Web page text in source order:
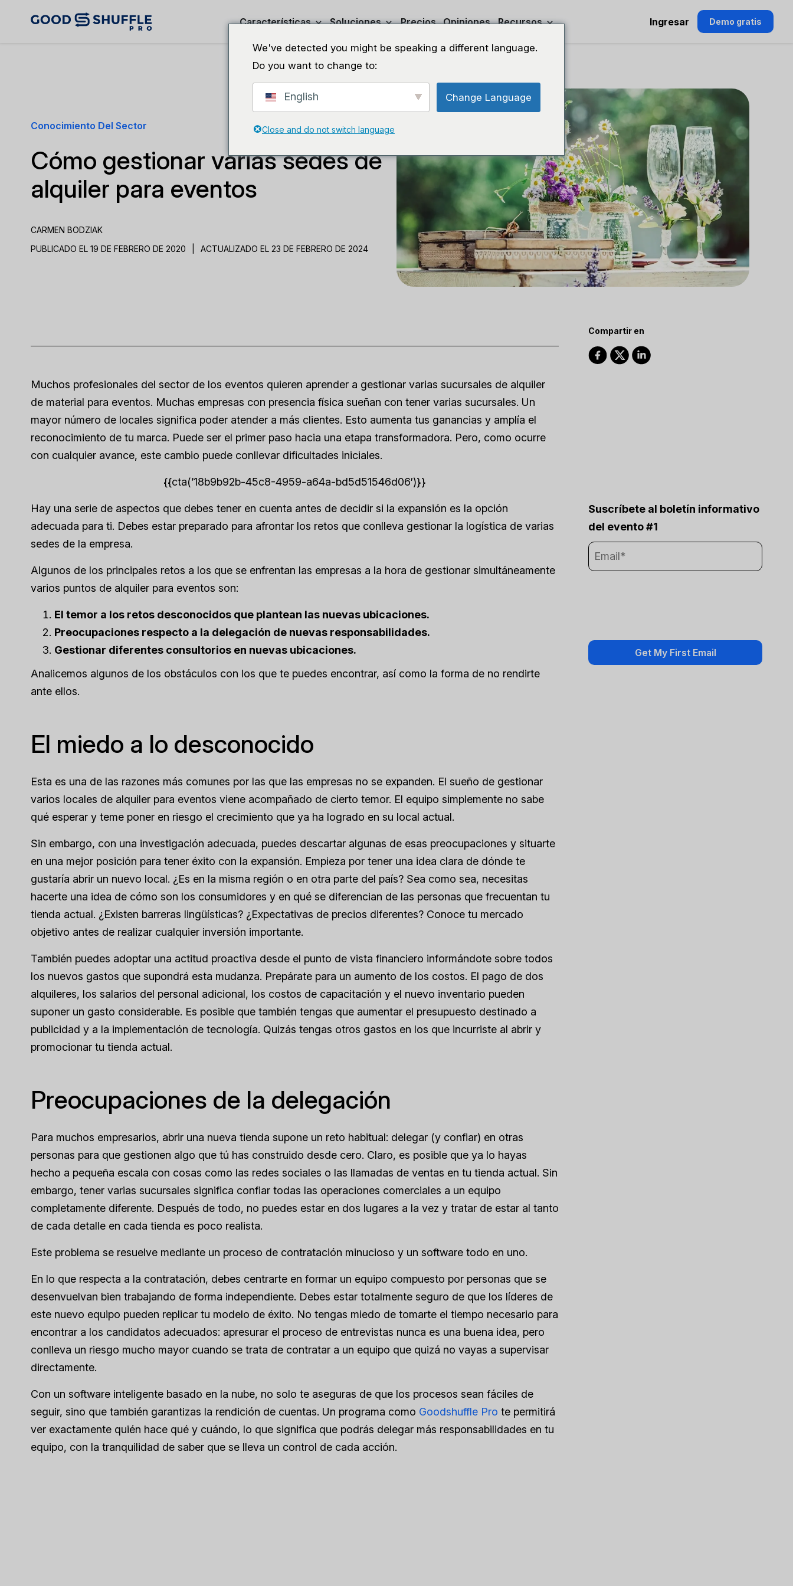
Características Soluciones Precios Opiniones Recursos Ingresar Demo gratis
Conocimiento Del Sector
Cómo gestionar varias sedes de
alquiler para eventos
CARMEN BODZIAK
PUBLICADO EL 19 DE FEBRERO DE 2020
ACTUALIZADO EL 23 DE FEBRERO DE 2024
Muchos profesionales del sector de los eventos quieren aprender a gestionar varias sucursales de alquiler
de material para eventos. Muchas empresas con presencia física sueñan con tener varias sucursales. Un
mayor número de locales significa poder atender a más clientes. Esto aumenta tus ganancias y amplía el
reconocimiento de tu marca. Puede ser el primer paso hacia una etapa transformadora. Pero, como ocurre
con cualquier avance, este cambio puede conllevar dificultades iniciales.
{{cta(’18b9b92b-45c8-4959-a64a-bd5d51546d06′)}}
Hay una serie de aspectos que debes tener en cuenta antes de decidir si la expansión es la opción
adecuada para ti. Debes estar preparado para afrontar los retos que conlleva gestionar la logística de varias
sedes de la empresa.
Algunos de los principales retos a los que se enfrentan las empresas a la hora de gestionar simultáneamente
varios puntos de alquiler para eventos son:
El temor a los retos desconocidos que plantean las nuevas ubicaciones.
Preocupaciones respecto a la delegación de nuevas responsabilidades.
Gestionar diferentes consultorios en nuevas ubicaciones.
Analicemos algunos de los obstáculos con los que te puedes encontrar, así como la forma de no rendirte
ante ellos.
El miedo a lo desconocido
Esta es una de las razones más comunes por las que las empresas no se expanden. El sueño de gestionar
varios locales de alquiler para eventos viene acompañado de cierto temor. El equipo simplemente no sabe
qué esperar y teme poner en riesgo el crecimiento que ya ha logrado en su local actual.
Sin embargo, con una investigación adecuada, puedes descartar algunas de esas preocupaciones y situarte
en una mejor posición para tener éxito con la expansión. Empieza por tener una idea clara de dónde te
gustaría abrir un nuevo local. ¿Es en la misma región o en otra parte del país? Sea como sea, necesitas
hacerte una idea de cómo son los consumidores y en qué se diferencian de las personas que frecuentan tu
tienda actual. ¿Existen barreras lingüísticas? ¿Expectativas de precios diferentes? Conoce tu mercado
objetivo antes de realizar cualquier inversión importante.
También puedes adoptar una actitud proactiva desde el punto de vista financiero informándote sobre todos
los nuevos gastos que supondrá esta mudanza. Prepárate para un aumento de los costos. El pago de dos
alquileres, los salarios del personal adicional, los costos de capacitación y el nuevo inventario pueden
suponer un gasto considerable. Es posible que también tengas que aumentar el presupuesto destinado a
publicidad y a la implementación de tecnología. Quizás tengas otros gastos en los que incurriste al abrir y
promocionar tu tienda actual.
Preocupaciones de la delegación
Para muchos empresarios, abrir una nueva tienda supone un reto habitual: delegar (y confiar) en otras
personas para que gestionen algo que tú has construido desde cero. Claro, es posible que ya lo hayas
hecho a pequeña escala con cosas como las redes sociales o las llamadas de ventas en tu tienda actual. Sin
embargo, tener varias sucursales significa confiar todas las operaciones comerciales a un equipo
completamente diferente. Después de todo, no puedes estar en dos lugares a la vez y tratar de estar al tanto
de cada detalle en cada tienda es poco realista.
Este problema se resuelve mediante un proceso de contratación minucioso y un software todo en uno.
En lo que respecta a la contratación, debes centrarte en formar un equipo compuesto por personas que se
desenvuelvan bien trabajando de forma independiente. Debes estar totalmente seguro de que los líderes de
este nuevo equipo pueden replicar tu modelo de éxito. No tengas miedo de tomarte el tiempo necesario para
encontrar a los candidatos adecuados: apresurar el proceso de entrevistas nunca es una buena idea, pero
conlleva un riesgo mucho mayor cuando se trata de contratar a un equipo que quizá no vayas a supervisar
directamente.
Con un software inteligente basado en la nube, no solo te aseguras de que los procesos sean fáciles de
seguir, sino que también garantizas la rendición de cuentas. Un programa como Goodshuffle Pro te permitirá
ver exactamente quién hace qué y cuándo, lo que significa que podrás delegar más responsabilidades en tu
equipo, con la tranquilidad de saber que se lleva un control de cada acción.
Compartir en
Suscríbete al boletín informativo
del evento #1
We've detected you might be speaking a different language.
Do you want to change to:
English Change Language
Close and do not switch language